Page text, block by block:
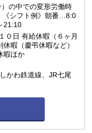
の中での変形労働時
《シフト例》朝番…8:0
21:10
０日 有給休暇（６ヶ月
暇（慶弔休暇など）
暇ほか
かわ鉄道線、JR七尾